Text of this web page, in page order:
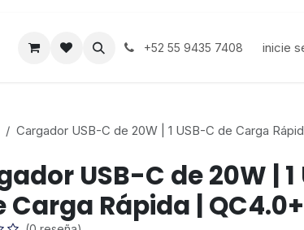
+52 55 9435 7408 inicie
Cargador USB-C de 20W | 1 USB-C de Carga
USB-C de 20W | 1
Carga Rápida |